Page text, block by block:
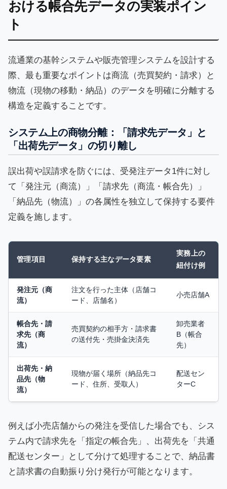
おける帳合先データの実装ポイン
ト
流通業の基幹システムや販売管理システムを設計する
際、最も重要なポイントは商流（売買契約・請求）と
物流（現物の移動・納品）のデータを明確に分離する
構造を定義することです。
システム上の商物分離：「請求先データ」と
「出荷先データ」の切り離し
誤出荷や誤請求を防ぐには、受発注データ1件に対し
て「発注元（商流）」「請求先（商流・帳合先）」
「納品先（物流）」の各属性を独立して保持する要件
定義を施します。
管理項目 保持する主なデータ要素
実務上の
紐付け例
発注元（商
流）
注文を行った主体（店舗コ
ード、店舗名）
小売店舗A
帳合先・請
求先（商
流）
売買契約の相手方・請求書
の送付先・売掛金決済先
卸売業者
B（帳合
先）
出荷先・納
品先（物
流）
現物が届く場所（納品先コ
ード、住所、受取人）
配送セン
ターC
例えば小売店舗からの発注を受信した場合でも、シス
テム内で請求先を「指定の帳合先」、出荷先を「共通
配送センター」として分けて処理することで、納品書
と請求書の自動振り分け発行が可能となります。